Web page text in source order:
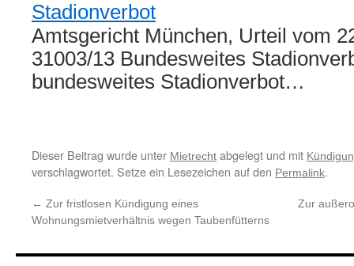
Stadionverbot
Amtsgericht München, Urteil vom
31003/13 Bundesweites
bundesweites Stadionverbot…
Dieser Beitrag wurde unter Mietrecht abgelegt und mit
verschlagwortet. Setze ein Lesezeichen auf den Permalink.
← Zur fristlosen Kündigung eines
Wohnungsmietverhältnis wegen Taubenfütterns
Zur